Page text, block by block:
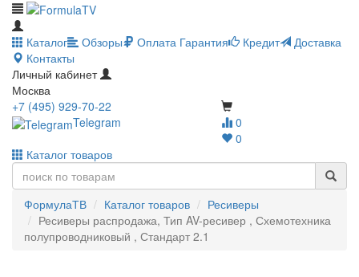
Каталог Обзоры Оплата Гарантия Кредит
Доставка
Контакты
Личный кабинет
Москва
0
0
+7 (495) 929-70-22
Telegram
Каталог товаров
ФормулаТВ Каталог товаров
Ресиверы
Ресиверы распродажа, Тип AV-ресивер , Схемотехника
полупроводниковый , Стандарт 2.1